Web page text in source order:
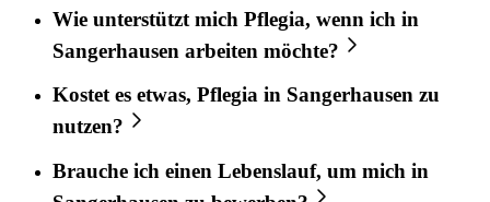
Wie unterstützt mich Pflegia, wenn ich in
Sangerhausen arbeiten möchte?
Kostet es etwas, Pflegia in Sangerhausen zu
nutzen?
Brauche ich einen Lebenslauf, um mich in